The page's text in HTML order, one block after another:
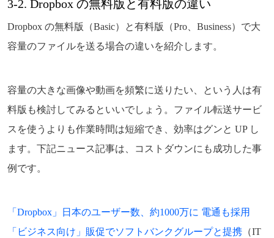
3-2. Dropbox の無料版と有料版の違い
Dropbox の無料版（Basic）と有料版（Pro、Business）で大
容量のファイルを送る場合の違いを紹介します。
容量の大きな画像や動画を頻繁に送りたい、という人は有
料版も検討してみるといいでしょう。ファイル転送サービ
スを使うよりも作業時間は短縮でき、効率はグンと UP し
ます。下記ニュース記事は、コストダウンにも成功した事
例です。
「Dropbox」日本のユーザー数、約1000万に 電通も採用
「ビジネス向け」販促でソフトバンクグループと提携 （IT